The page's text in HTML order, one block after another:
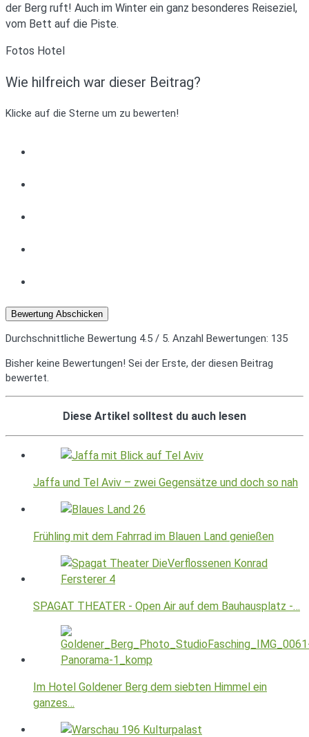
der Berg ruft! Auch im Winter ein ganz besonderes Reiseziel,
vom Bett auf die Piste.
Fotos Hotel
Wie hilfreich war dieser Beitrag?
Klicke auf die Sterne um zu bewerten!
Bewertung Abschicken
Durchschnittliche Bewertung 4.5 / 5. Anzahl Bewertungen: 135
Bisher keine Bewertungen! Sei der Erste, der diesen Beitrag
bewertet.
Diese Artikel solltest du auch lesen
Jaffa und Tel Aviv – zwei Gegensätze und doch so nah
Frühling mit dem Fahrrad im Blauen Land genießen
SPAGAT THEATER - Open Air auf dem Bauhausplatz -…
Im Hotel Goldener Berg dem siebten Himmel ein
ganzes…